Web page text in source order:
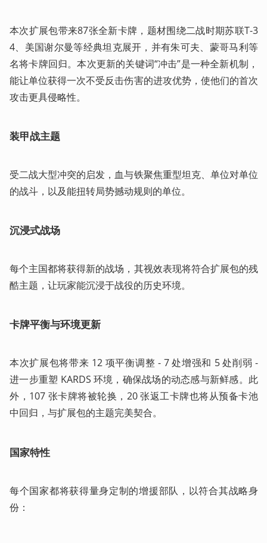
本次扩展包带来87张全新卡牌，题材围绕二战时期苏联T-3
4、美国谢尔曼等经典坦克展开，并有朱可夫、蒙哥马利等
名将卡牌回归。本次更新的关键词“冲击”是一种全新机制，
能让单位获得一次不受反击伤害的进攻优势，使他们的首次
攻击更具侵略性。
装甲战主题
受二战大型冲突的启发，血与铁聚焦重型坦克、单位对单位
的战斗，以及能扭转局势撼动规则的单位。
沉浸式战场
每个主国都将获得新的战场，其视效表现将符合扩展包的残
酷主题，让玩家能沉浸于战役的历史环境。
卡牌平衡与环境更新
本次扩展包将带来 12 项平衡调整 - 7 处增强和 5 处削弱 -
进一步重塑 KARDS 环境，确保战场的动态感与新鲜感。此
外，107 张卡牌将被轮换，20 张返工卡牌也将从预备卡池
中回归，与扩展包的主题完美契合。
国家特性
每个国家都将获得量身定制的增援部队，以符合其战略身
份：